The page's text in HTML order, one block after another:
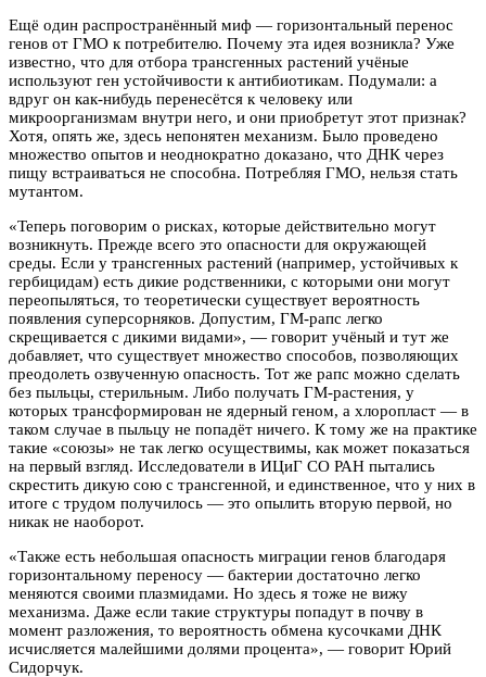
Ещё один распространённый миф — горизонтальный перенос
генов от ГМО к потребителю. Почему эта идея возникла? Уже
известно, что для отбора трансгенных растений учёные
используют ген устойчивости к антибиотикам. Подумали: а
вдруг он как-нибудь перенесётся к человеку или
микроорганизмам внутри него, и они приобретут этот признак?
Хотя, опять же, здесь непонятен механизм. Было проведено
множество опытов и неоднократно доказано, что ДНК через
пищу встраиваться не способна. Потребляя ГМО, нельзя стать
мутантом.
«Теперь поговорим о рисках, которые действительно могут
возникнуть. Прежде всего это опасности для окружающей
среды. Если у трансгенных растений (например, устойчивых к
гербицидам) есть дикие родственники, с которыми они могут
переопыляться, то теоретически существует вероятность
появления суперсорняков. Допустим, ГМ-рапс легко
скрещивается с дикими видами», — говорит учёный и тут же
добавляет, что существует множество способов, позволяющих
преодолеть озвученную опасность. Тот же рапс можно сделать
без пыльцы, стерильным. Либо получать ГМ-растения, у
которых трансформирован не ядерный геном, а хлоропласт — в
таком случае в пыльцу не попадёт ничего. К тому же на практике
такие «союзы» не так легко осуществимы, как может показаться
на первый взгляд. Исследователи в ИЦиГ СО РАН пытались
скрестить дикую сою с трансгенной, и единственное, что у них в
итоге с трудом получилось — это опылить вторую первой, но
никак не наоборот.
«Также есть небольшая опасность миграции генов благодаря
горизонтальному переносу — бактерии достаточно легко
меняются своими плазмидами. Но здесь я тоже не вижу
механизма. Даже если такие структуры попадут в почву в
момент разложения, то вероятность обмена кусочками ДНК
исчисляется малейшими долями процента», — говорит Юрий
Сидорчук.